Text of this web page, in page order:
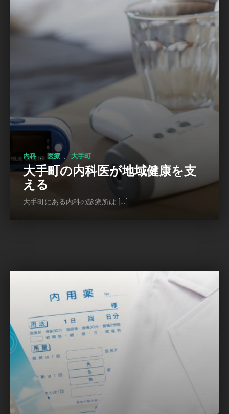
内科 、 医療 、 大手町
大手町の内科医が地域健康を支
える
大手町にある内科の診療所は […]